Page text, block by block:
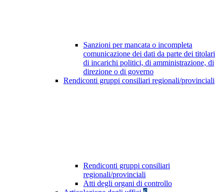
Sanzioni per mancata o incompleta
comunicazione dei dati da parte dei titolari
di incarichi politici, di amministrazione, di
direzione o di governo
Rendiconti gruppi consiliari regionali/provinciali
Rendiconti gruppi consiliari
regionali/provinciali
Atti degli organi di controllo